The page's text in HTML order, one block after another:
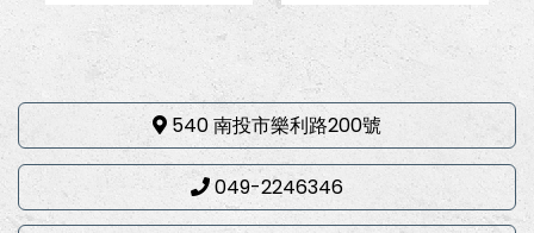
540 南投市樂利路200號
049-2246346